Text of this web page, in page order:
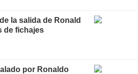
la salida de Ronald
de fichajes
por Ronaldo